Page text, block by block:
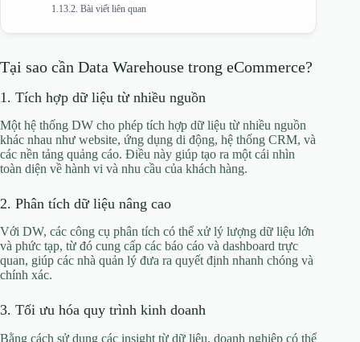
Bài viết liên quan
Tại sao cần Data Warehouse trong eCommerce?
1. Tích hợp dữ liệu từ nhiều nguồn
Một hệ thống DW cho phép tích hợp dữ liệu từ nhiều nguồn
khác nhau như website, ứng dụng di động, hệ thống CRM, và
các nền tảng quảng cáo. Điều này giúp tạo ra một cái nhìn
toàn diện về hành vi và nhu cầu của khách hàng.
2. Phân tích dữ liệu nâng cao
Với DW, các công cụ phân tích có thể xử lý lượng dữ liệu lớn
và phức tạp, từ đó cung cấp các báo cáo và dashboard trực
quan, giúp các nhà quản lý đưa ra quyết định nhanh chóng và
chính xác.
3. Tối ưu hóa quy trình kinh doanh
Bằng cách sử dụng các insight từ dữ liệu, doanh nghiệp có thể